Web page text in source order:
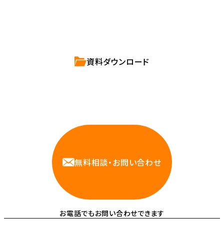
資料ダウンロード
無料相談・お問い合わせ
お電話でもお問い合わせできます